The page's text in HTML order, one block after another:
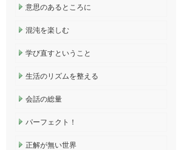
意思のあるところに
混沌を楽しむ
学び直すということ
生活のリズムを整える
会話の総量
パーフェクト！
正解が無い世界